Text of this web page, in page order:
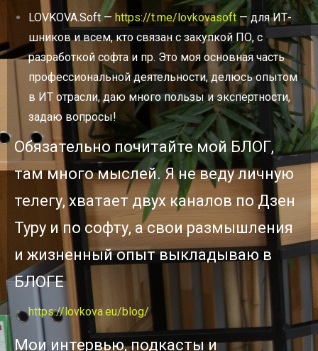
LOVKOVA.Soft — https://t.me/lovkovasoft — для ИТ-
шников и всем, кто связан с закупкой ПО, с
разработкой софта и пр. Это моя основная часть
профессиональной деятельности, делюсь опытом
в ИТ отрасли, даю много пользы и экспертности,
задаю вопросы!
Обязательно почитайте мой БЛОГ,
там много мыслей. Я не веду личную
телегу, хватает двух каналов по Дзен
Туру и по софту, а свои размышления
и жизненный опыт выкладываю в
БЛОГЕ
https://lovkova.eu/blog/
Мои интервью, подкасты и